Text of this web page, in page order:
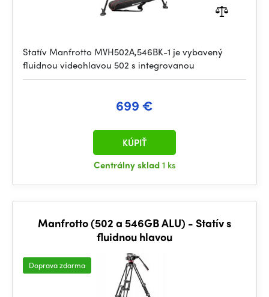
Statív Manfrotto MVH502A,546BK-1 je vybavený
fluidnou videohlavou 502 s integrovanou
699 €
Centrálny sklad1 ks
KÚPIŤ
Manfrotto (502 a 546GB ALU) - Statív s
fluidnou hlavou
Doprava zdarma